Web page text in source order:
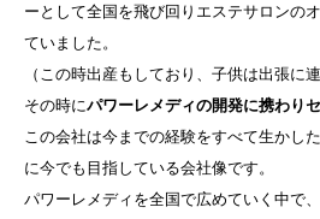
ーとして全国を飛び回りエステサロンの
ていました。
（この時出産もしており、子供は出張に
その時にパワーレメディの開発に携わり
この会社は今までの経験をすべて生かし
に今でも目指している会社像です。
パワーレメディを全国で広めていく中で